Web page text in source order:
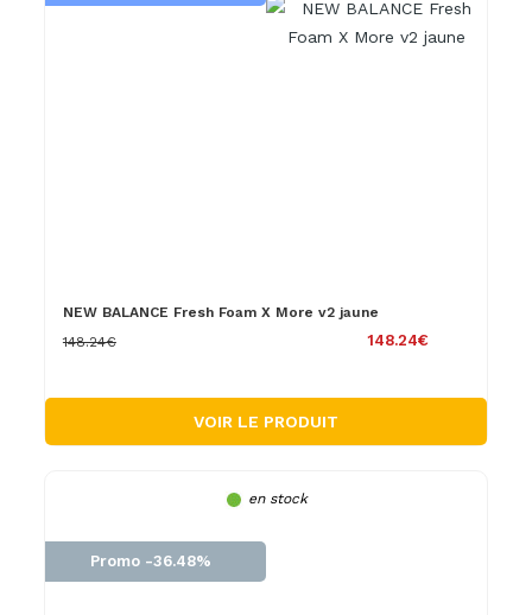
NEW BALANCE Fresh Foam X More v2 jaune
148.24€
148.24€
VOIR LE PRODUIT
en stock
Promo -36.48%